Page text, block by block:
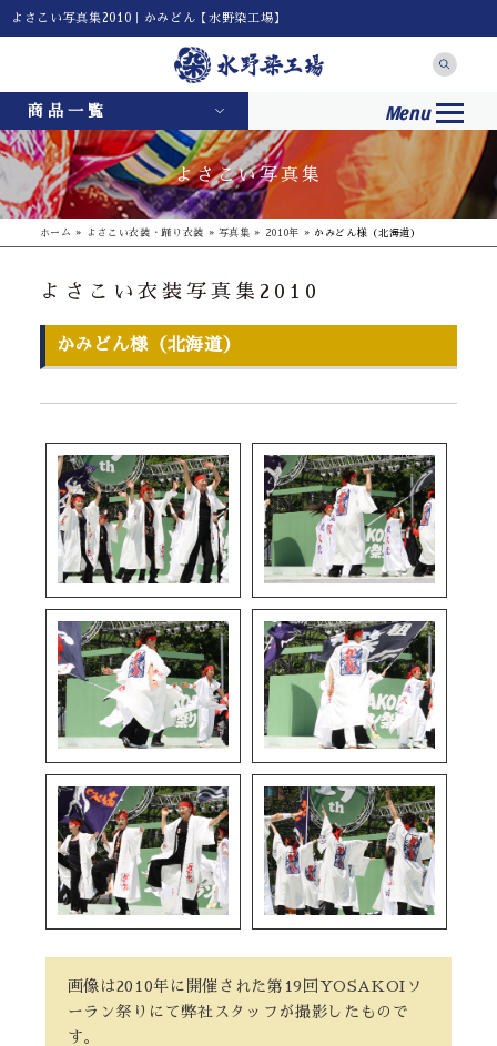
よさこい写真集2010｜かみどん【水野染工場】
商品一覧 Menu
よさこい写真集
ホーム » よさこい衣装・踊り衣装 » 写真集 » 2010年 » かみどん様（北海道）
よさこい衣装写真集2010
かみどん様（北海道）
画像は2010年に開催された第19回YOSAKOIソ
ーラン祭りにて弊社スタッフが撮影したもので
す。